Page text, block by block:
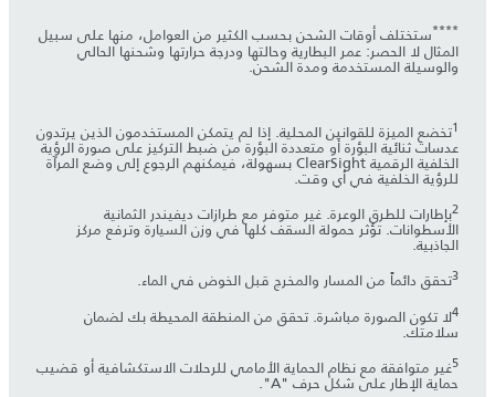
****ستختلف أوقات الشحن بحسب الكثير من العوامل، منها على سبيل
المثال لا الحصر: عمر البطارية وحالتها ودرجة حرارتها وشحنها الحالي
والوسيلة المستخدمة ومدة الشحن.
1‎تخضع الميزة للقوانين المحلية. إذا لم يتمكن المستخدمون الذين يرتدون
عدسات ثنائية البؤرة أو متعددة البؤرة من ضبط التركيز على صورة الرؤية
الخلفية الرقمية ClearSight بسهولة، فيمكنهم الرجوع إلى وضع المرآة
للرؤية الخلفية في أي وقت.
2‎بإطارات للطرق الوعرة. غير متوفر مع طرازات ديفيندر الثمانية
الأسطوانات. تؤثر حمولة السقف كلها في وزن السيارة وترفع مركز
الجاذبية.
3تحقق دائماً من المسار والمخرج قبل الخوض في الماء.
4‎لا تكون الصورة مباشرة. تحقق من المنطقة المحيطة بك لضمان
سلامتك.
5‎غير متوافقة مع نظام الحماية الأمامي للرحلات الاستكشافية أو قضيب
حماية الإطار على شكل حرف "A".